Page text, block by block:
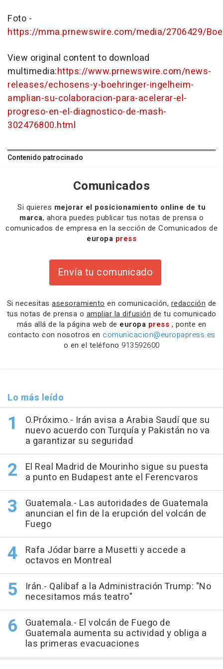
Foto -
https://mma.prnewswire.com/media/2706429/
View original content to download
multimedia:https://www.prnewswire.com/news-
releases/echosens-y-boehringer-ingelheim-
amplian-su-colaboracion-para-acelerar-el-
progreso-en-el-diagnostico-de-mash-
302476800.html
Contenido patrocinado
Comunicados
Si quieres mejorar el posicionamiento online de tu
marca, ahora puedes publicar tus notas de prensa o
comunicados de empresa en la sección de Comunicados de
europa press
Envía tu comunicado
Si necesitas asesoramiento en comunicación, redacción de
tus notas de prensa o ampliar la difusión de tu comunicado
más allá de la página web de europa press , ponte en
contacto con nosotros en comunicacion@europapress.es
o en el teléfono 913592600
Lo más leído
O.Próximo.- Irán avisa a Arabia Saudí que su
nuevo acuerdo con Turquía y Pakistán no va
a garantizar su seguridad
El Real Madrid de Mourinho sigue su puesta
a punto en Budapest ante el Ferencvaros
Guatemala.- Las autoridades de Guatemala
anuncian el fin de la erupción del volcán de
Fuego
Rafa Jódar barre a Musetti y accede a
octavos en Montreal
Irán.- Qalibaf a la Administración Trump: "No
necesitamos más teatro"
Guatemala.- El volcán de Fuego de
Guatemala aumenta su actividad y obliga a
las primeras evacuaciones